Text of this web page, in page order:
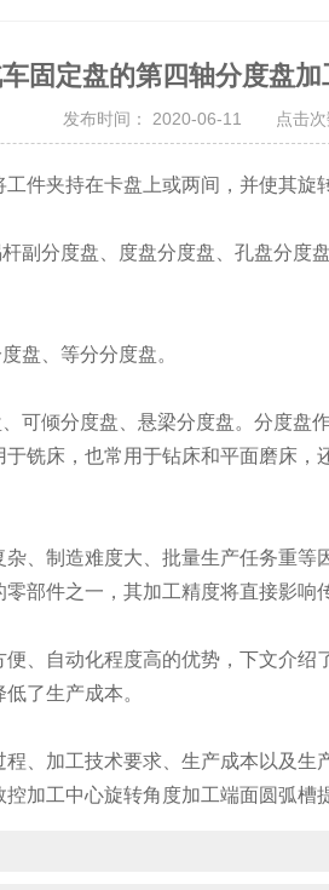
固定盘的第四轴分度盘
发布时间： 2020-06-11 点击次
件夹持在卡盘上或两间，并使其旋
分度盘、度盘分度盘、孔盘分度
、等分分度盘。
倾分度盘、悬梁分度盘。分度盘
铣床，也常用于钻床和平面磨床
制造难度大、批量生产任务重等
部件之一，其加工精度将直接影响
自动化程度高的优势，下文介绍
了生产成本。
加工技术要求、生产成本以及生
加工中心旋转角度加工端面圆弧槽